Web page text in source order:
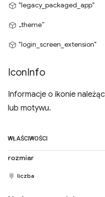
"legacy_packaged_app"
„theme”
"login_screen_extension"
IconInfo
Informacje o ikonie
lub motywu.
WŁAŚCIWOŚCI
rozmiar
liczba